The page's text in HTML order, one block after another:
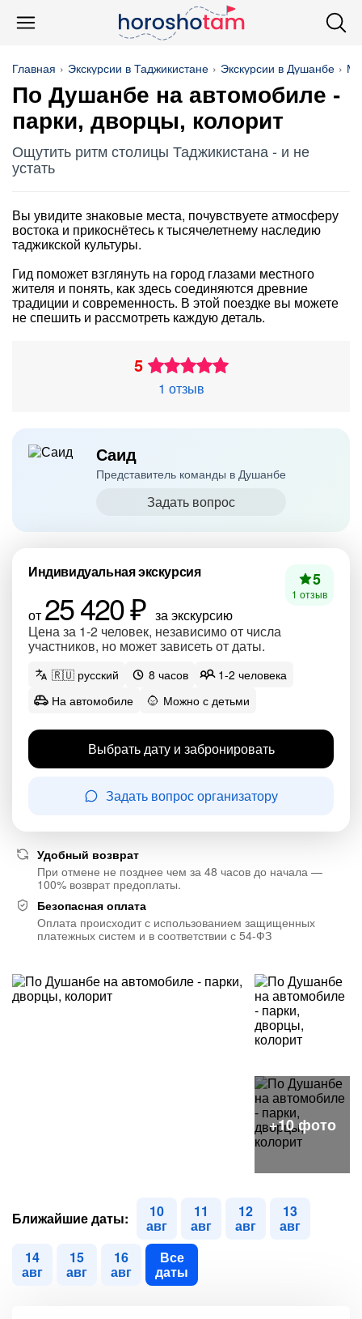
Главная Экскурсии в Таджикистане Экскурсии в Душанбе
По Душанбе на автомобиле -
парки, дворцы, колорит
Ощутить ритм столицы Таджикистана - и не
устать
Вы увидите знаковые места, почувствуете атмосферу
востока и прикоснётесь к тысячелетнему наследию
таджикской культуры.
Гид поможет взглянуть на город глазами местного
жителя и понять, как здесь соединяются древние
традиции и современность. В этой поездке вы можете
не спешить и рассмотреть каждую деталь.
5
1 отзыв
Саид
Представитель команды в Душанбе
Задать вопрос
Индивидуальная экскурсия
от 25 420 ₽ за экскурсию
Цена за 1-2 человек, независимо от числа
участников, но может зависеть от даты.
5
1 отзыв
🇷🇺 русский 8 часов
1-2 человека
На автомобиле
Можно с детьми
Выбрать дату и забронировать
Задать вопрос организатору
Удобный возврат
При отмене не позднее чем за 48 часов до начала —
100% возврат предоплаты.
Безопасная оплата
Оплата происходит с использованием защищенных
платежных систем и в соответствии с 54-ФЗ
Ближайшие даты: 10
авг
11
авг
12
авг
13
авг
14
авг
15
авг
16
авг
Все
даты